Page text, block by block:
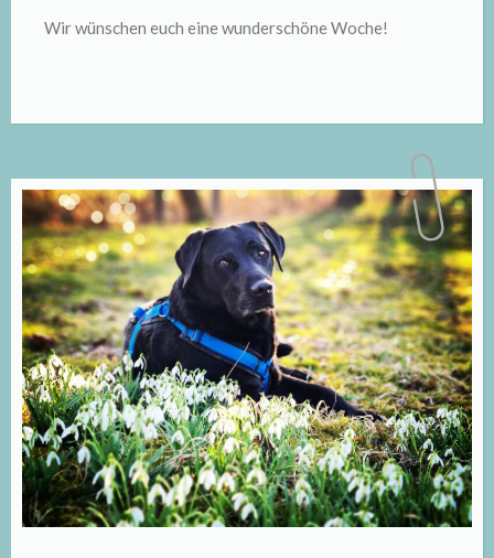
Wir wünschen euch eine wunderschöne Woche!